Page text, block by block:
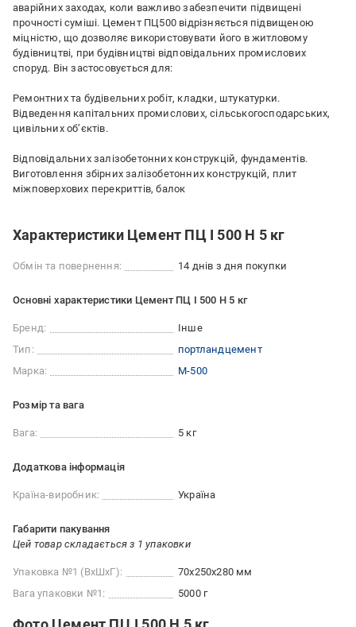
аварійних заходах, коли важливо забезпечити підвищені
прочності суміші. Цемент ПЦ500 відрізняється підвищеною
міцністю, що дозволяє використовувати його в житловому
будівництві, при будівництві відповідальних промислових
споруд. Він застосовується для:
Ремонтних та будівельних робіт, кладки, штукатурки.
Відведення капітальних промислових, сільськогосподарських,
цивільних об’єктів.
Відповідальних залізобетонних конструкцій, фундаментів.
Виготовлення збірних залізобетонних конструкцій, плит
міжповерхових перекриттів, балок
Характеристики Цемент ПЦ І 500 Н 5 кг
Обмін та повернення: 14 днів з дня покупки
Основні характеристики Цемент ПЦ І 500 Н 5 кг
Бренд:
Інше
Тип:
портландцемент
Марка:
М-500
Розмір та вага
Вага: 5 кг
Додаткова інформація
Країна-виробник: Україна
Габарити пакування
Цей товар складається з 1 упаковки
Упаковка №1 (ВхШхГ):
70x250x280 мм
Вага упаковки №1:
5000 г